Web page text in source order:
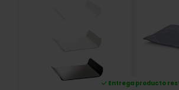
Entrega producto